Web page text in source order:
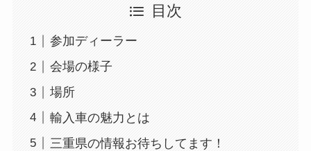
目次
参加ディーラー
会場の様子
場所
輸入車の魅力とは
三重県の情報お待ちしてます！